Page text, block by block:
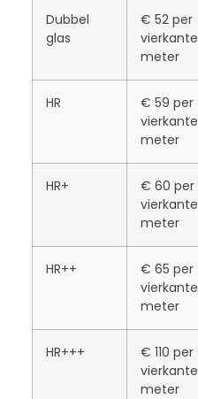
Dubbel
glas
€ 52 per
vierkante
meter
HR
€ 59 per
vierkante
meter
HR+
€ 60 per
vierkante
meter
HR++
€ 65 per
vierkante
meter
HR+++
€ 110 per
vierkante
meter